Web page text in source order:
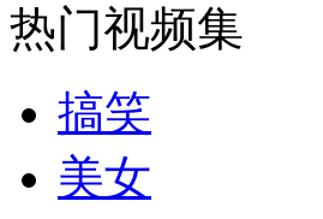
消防员救轻生者 花炮节热闹非凡
纽约上演“枕头大战”
热门视频集
搞笑
美女